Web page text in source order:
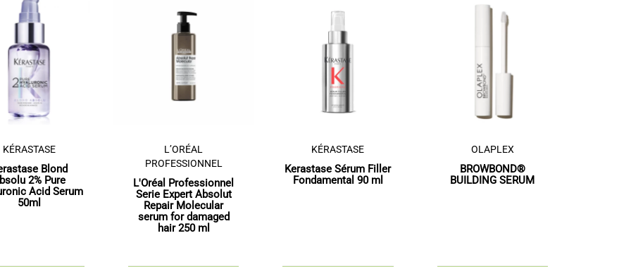
KÉRASTASE
Blond
2% Pure
Acid Serum
50ml
L’ORÉAL
PROFESSIONNEL
L'Oréal Professionnel
Serie Expert Absolut
Repair Molecular
serum for damaged
hair 250 ml
KÉRASTASE
Kerastase Sérum Filler
Fondamental 90 ml
OLAPLEX
BROWBOND®
BUILDING SERUM